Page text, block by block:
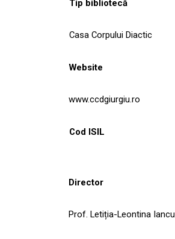
Tip bibliotecă
Casa Corpului Diactic
Website
www.ccdgiurgiu.ro
Cod ISIL
Director
Prof. Letiția-Leontina Iancu